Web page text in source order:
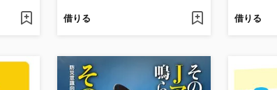
借りる 借りる